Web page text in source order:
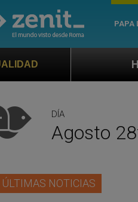
PAPA
Himno oficial de la
DÍA
Agosto
ÚLTIMAS NOTICIAS